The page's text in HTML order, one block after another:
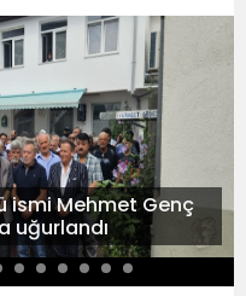
ismi Mehmet Genç
uğurlandı